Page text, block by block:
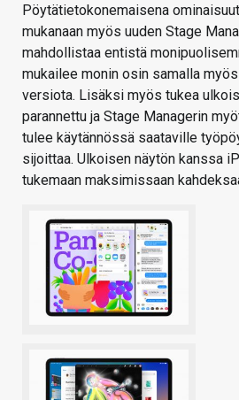
Pöytätietokonemaisena
mukanaan myös uuden Stage
mahdollistaa entistä
mukailee monin osin samalla
versiota. Lisäksi myös tukea
parannettu ja Stage Managerin
tulee käytännössä saataville
sijoittaa. Ulkoisen näytön kanssa
tukemaan maksimissaan